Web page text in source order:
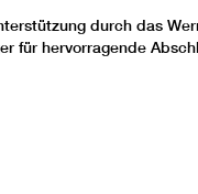
durch das
für hervorragende